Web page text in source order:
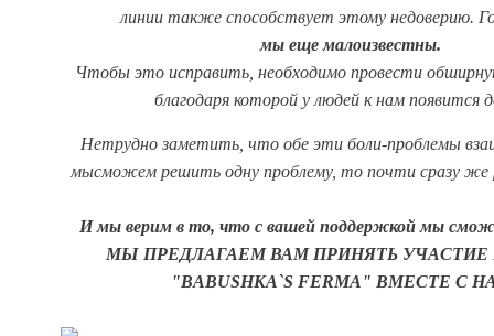
линии также способствует этому недоверию.
мы еще малоизвестны.
Чтобы это исправить, необходимо провести
благодаря которой у людей к нам появится
Нетрудно заметить, что обе эти боли-проблемы
мысможемрешить одну проблему, то почти сразу
И мы веримв то, что с вашей поддержкой мы
МЫ ПРЕДЛАГАЕМ ВАМ ПРИНЯТЬ УЧАСТИЕ
"BABUSHKA`S FERMA" ВМЕСТЕ С